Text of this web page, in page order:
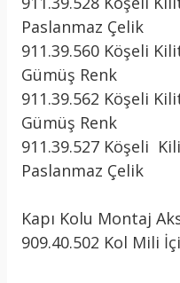
Paslanmaz Çelik
911.39.560 Köşeli
Gümüş Renk
911.39.562 Köşeli
Gümüş Renk
911.39.527 Köşeli
Paslanmaz Çelik
Kapı Kolu Montaj
909.40.502 Kol Mili